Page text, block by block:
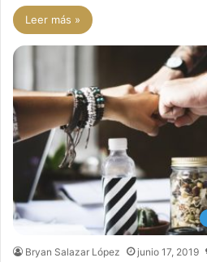
Leer más »
Bryan Salazar López junio 17, 2019